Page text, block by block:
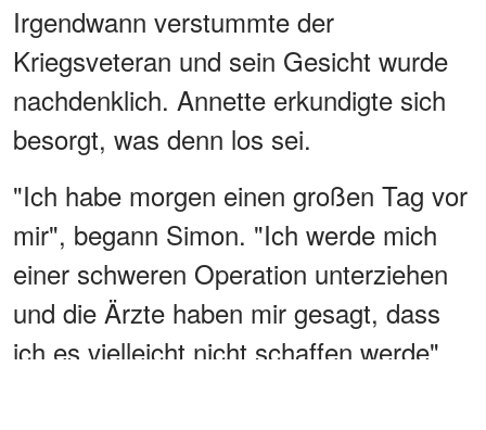
Irgendwann verstummte der
Kriegsveteran und sein Gesicht wurde
nachdenklich. Annette erkundigte sich
besorgt, was denn los sei.
"Ich habe morgen einen großen Tag vor
mir", begann Simon. "Ich werde mich
einer schweren Operation unterziehen
und die Ärzte haben mir gesagt, dass
ich es vielleicht nicht schaffen werde",